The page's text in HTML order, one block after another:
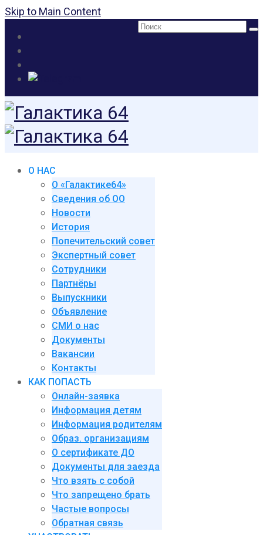
Skip to Main Content
Поиск:
О НАС
О «Галактике64»
Сведения об ОО
Новости
История
Попечительский совет
Экспертный совет
Сотрудники
Партнёры
Выпускники
Объявление
СМИ о нас
Документы
Вакансии
Контакты
КАК ПОПАСТЬ
Онлайн-заявка
Информация детям
Информация родителям
Образ. организациям
О сертификате ДО
Документы для заезда
Что взять с собой
Что запрещено брать
Частые вопросы
Обратная связь